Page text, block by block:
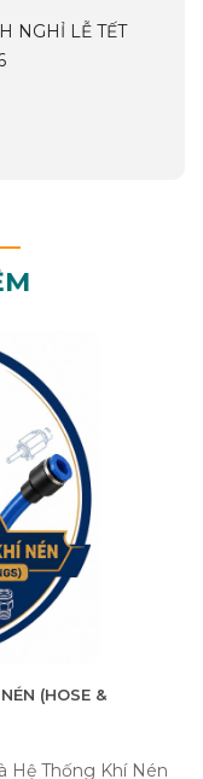
NGHỈ LỄ TẾT
(HOSE &
Hệ Thống Khí Nén